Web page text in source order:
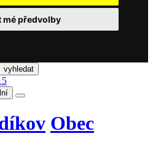
mé předvolby
Obec